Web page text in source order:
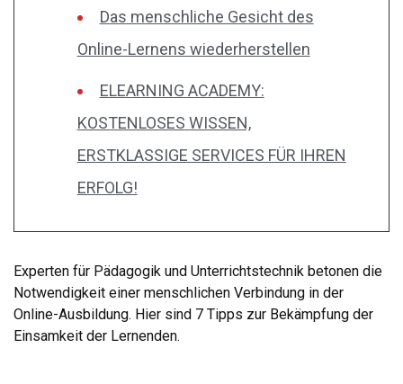
Das menschliche Gesicht des
Online-Lernens wiederherstellen
ELEARNING ACADEMY:
KOSTENLOSES WISSEN,
ERSTKLASSIGE SERVICES FÜR IHREN
ERFOLG!
Experten für Pädagogik und Unterrichtstechnik betonen die
Notwendigkeit einer menschlichen Verbindung in der
Online-Ausbildung. Hier sind 7 Tipps zur Bekämpfung der
Einsamkeit der Lernenden.